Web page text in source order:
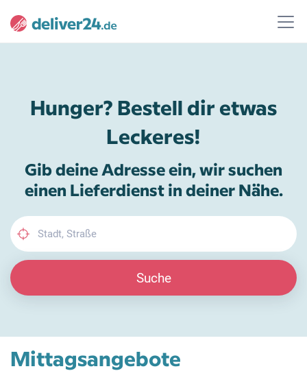
Hunger? Bestell dir etwas
Leckeres!
Gib deine Adresse ein, wir suchen
einen Lieferdienst in deiner Nähe.
Suche
Mittagsangebote